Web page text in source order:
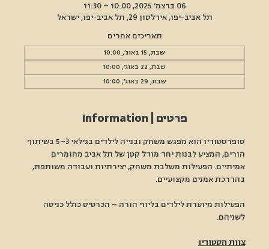
06 בדצמ׳ 2025, 10:00 – 11:30
תל אביב-יפו, אידלסון 29, תל אביב-יפו, ישראל
תאריכים אחרים
שבת, 15 באוג׳, 10:00
שבת, 22 באוג׳, 10:00
שבת, 29 באוג׳, 10:00
פרטים | Information
סופרסטודיו הוא מפגש משחק ובנייה לילדים בגילאי 3–5 בשיתוף
הורים, המציע לבנות יחד מודל קטן של תל אביב מחומרים
אמיתיים. הפעילות משלבת משחק, יצירתיות ועבודה משותפת,
בהדרכת אמנים מקצועיים.
הפעילות מיועדת לילדים בליווי הורה – הכרטיס כולל כניסה
לשניהם.
צוות הסטודיו